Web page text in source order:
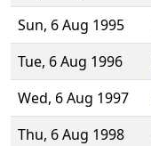
Sun, 6 Aug 1995
Tue, 6 Aug 1996
Wed, 6 Aug 1997
Thu, 6 Aug 1998